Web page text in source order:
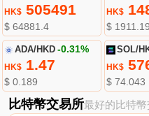
HK$505491
$ 64881.4
HK$
$ 1911.19
ADA/HKD -0.31%
HK$1.47
$ 0.189
SOL/
HK$
$ 74.043
比特幣交易所最好的比特幣